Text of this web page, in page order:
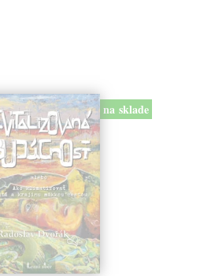
na sklade